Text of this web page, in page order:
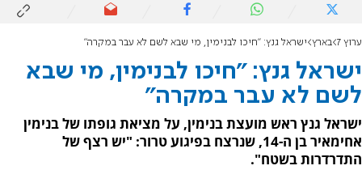
ערוץ 7 בארץ ישראל גנץ: "חיכו לבנימין, מי שבא לשם לא עבר במקרה"
ישראל גנץ: "חיכו לבנימין, מי שבא
לשם לא עבר במקרה"
ישראל גנץ ראש מועצת בנימין, על מציאת גופתו של בנימין
אחימאיר בן ה-14, שנרצח בפיגוע טרור: "יש רצף של
התדרדרות בשטח".